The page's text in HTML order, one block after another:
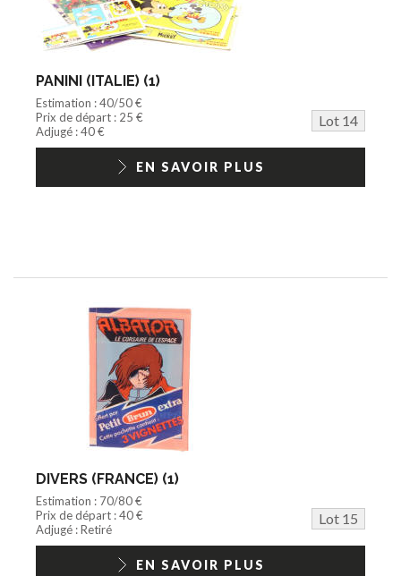
PANINI (ITALIE) (1)
Estimation : 40/50 €
Prix de départ : 25 €
Lot 14
Adjugé : 40 €
EN SAVOIR PLUS
DIVERS (FRANCE) (1)
Estimation : 70/80 €
Prix de départ : 40 €
Lot 15
Adjugé : Retiré
EN SAVOIR PLUS